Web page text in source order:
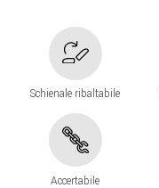
Schienale ribaltabile
Accertabile